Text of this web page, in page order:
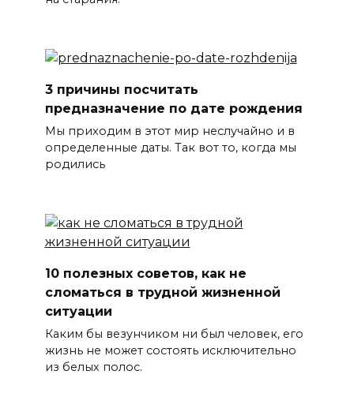
3 причины посчитать
предназначение по дате рождения
Мы приходим в этот мир неслучайно и в
определенные даты. Так вот то, когда мы
родились
10 полезных советов, как не
сломаться в трудной жизненной
ситуации
Каким бы везунчиком ни был человек, его
жизнь не может состоять исключительно
из белых полос.